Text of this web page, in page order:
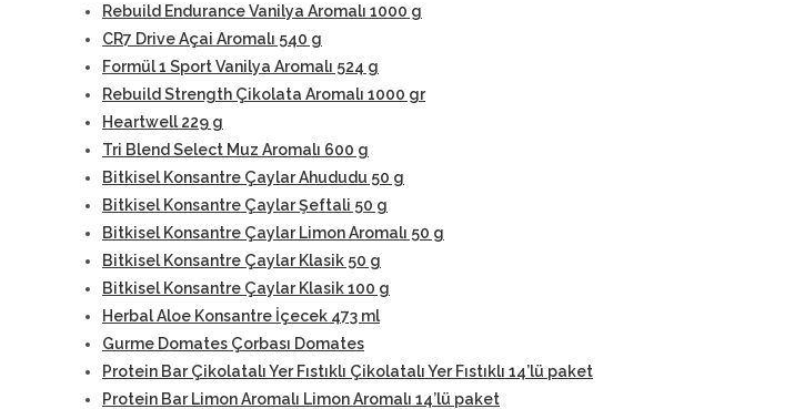
Rebuild Endurance Vanilya Aromalı 1000 g
CR7 Drive Açai Aromalı 540 g
Formül 1 Sport Vanilya Aromalı 524 g
Rebuild Strength Çikolata Aromalı 1000 gr
Heartwell 229 g
Tri Blend Select Muz Aromalı 600 g
Bitkisel Konsantre Çaylar Ahududu 50 g
Bitkisel Konsantre Çaylar Şeftali 50 g
Bitkisel Konsantre Çaylar Limon Aromalı 50 g
Bitkisel Konsantre Çaylar Klasik 50 g
Bitkisel Konsantre Çaylar Klasik 100 g
Herbal Aloe Konsantre İçecek 473 ml
Gurme Domates Çorbası Domates
Protein Bar Çikolatalı Yer Fıstıklı Çikolatalı Yer Fıstıklı 14’lü paket
Protein Bar Limon Aromalı Limon Aromalı 14’lü paket